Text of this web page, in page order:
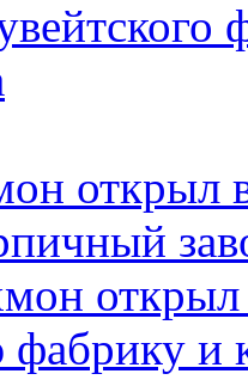
открыл